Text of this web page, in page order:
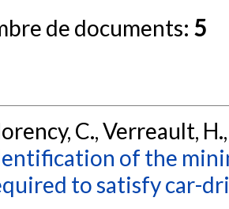
de documents: 5
C., Verreault,
of the
to satisfy car-